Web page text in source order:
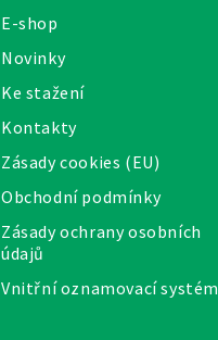
E-shop
Novinky
Ke stažení
Kontakty
Zásady cookies (EU)
Obchodní podmínky
Zásady ochrany osobních
údajů
Vnitřní oznamovací systém